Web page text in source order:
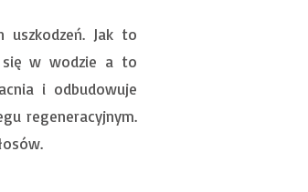
uszkodzeń. Jak to
się w wodzie a to
i odbudowuje
regeneracyjnym.